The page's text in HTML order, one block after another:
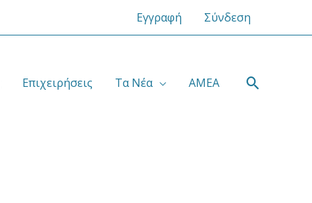
Εγγραφή Σύνδεση
Επιχειρήσεις Τα Νέα ΑΜΕΑ